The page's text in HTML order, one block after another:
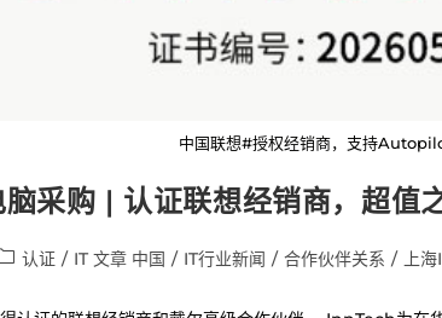
中国联想#授权经销商，支持
采购 | 认证联想经销商，超值
认证 / IT 文章 中国 / IT行业新闻 / 合作伙伴关系 / 上